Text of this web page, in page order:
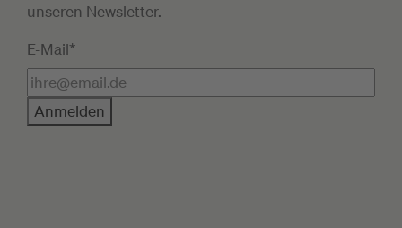
unseren Newsletter.
E-Mail*
Anmelden